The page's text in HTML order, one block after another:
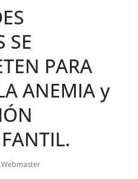
SE
PARA
ANEMIA y
Webmaster